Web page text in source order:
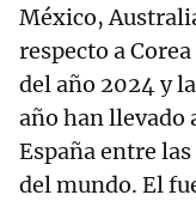
México,
respecto a
del año 2024 y
año han llevado
España entre
del mundo. El